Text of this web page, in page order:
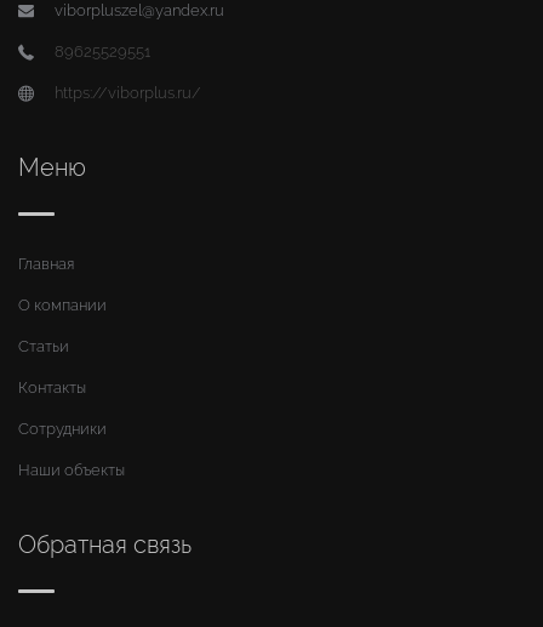
viborpluszel@yandex.ru
89625529551
https://viborplus.ru/
Меню
Главная
О компании
Статьи
Контакты
Сотрудники
Наши объекты
Обратная связь